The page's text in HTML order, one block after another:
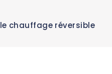
le chauffage réversible